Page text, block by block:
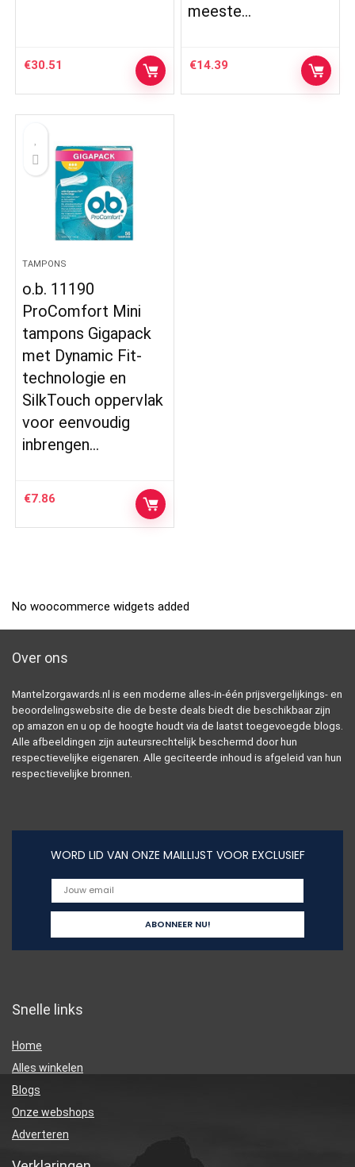
€30.51
meeste…
€14.39
TAMPONS
o.b. 11190
ProComfort Mini
tampons Gigapack
met Dynamic Fit-
technologie en
SilkTouch oppervlak
voor eenvoudig
inbrengen…
€7.86
No woocommerce widgets added
Over ons
Mantelzorgawards.nl is een moderne alles-in-één prijsvergelijkings- en
beoordelingswebsite die de beste deals biedt die beschikbaar zijn
op amazon en u op de hoogte houdt via de laatst toegevoegde blogs.
Alle afbeeldingen zijn auteursrechtelijk beschermd door hun
respectievelijke eigenaren. Alle geciteerde inhoud is afgeleid van hun
respectievelijke bronnen.
WORD LID VAN ONZE MAILLIJST VOOR EXCLUSIEF
Snelle links
Home
Alles winkelen
Blogs
Onze webshops
Adverteren